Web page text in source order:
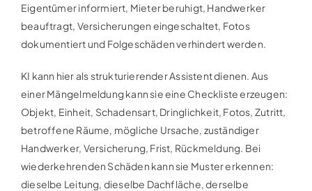
Eigentümer informiert, Mieter beruhigt, Handwerker
beauftragt, Versicherungen eingeschaltet, Fotos
dokumentiert und Folgeschäden verhindert werden.
KI kann hier als strukturierender Assistent dienen. Aus
einer Mängelmeldung kann sie eine Checkliste erzeugen:
Objekt, Einheit, Schadensart, Dringlichkeit, Fotos, Zutritt,
betroffene Räume, mögliche Ursache, zuständiger
Handwerker, Versicherung, Frist, Rückmeldung. Bei
wiederkehrenden Schäden kann sie Muster erkennen:
dieselbe Leitung, dieselbe Dachfläche, derselbe